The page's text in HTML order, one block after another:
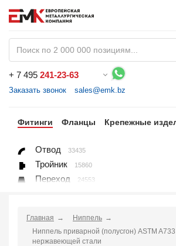
+ 7 495 241-23-63
Заказать звонок sales@emk.bz
Фитинги Фланцы Крепежные
Отвод 33435
Тройник 15860
Переход 24553
Крестовина 361
Переходник понижающий
Главная
Ниппель
Ниппель приварной (полусгон) ASTM
нержавеющей стали